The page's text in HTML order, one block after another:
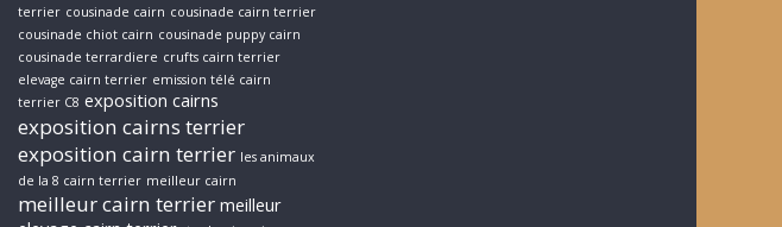
terrier cousinade cairn cousinade cairn terrier
cousinade chiot cairn cousinade puppy cairn
cousinade terrardiere crufts cairn terrier
elevage cairn terrier emission télé cairn
terrier C8 exposition cairns
exposition cairns terrier
exposition cairn terrier les animaux
de la 8 cairn terrier meilleur cairn
meilleur cairn terrier meilleur